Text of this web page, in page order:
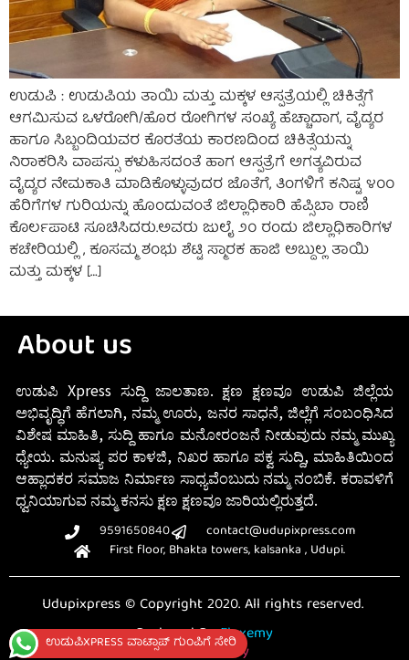
ಉಡುಪಿ : ಉಡುಪಿಯ ತಾಯಿ ಮತ್ತು ಮಕ್ಕಳ ಆಸ್ಪತ್ರೆಯಲ್ಲಿ ಚಿಕಿತ್ಸೆಗೆ
ಆಗಮಿಸುವ ಒಳರೋಗಿ/ಹೊರ ರೋಗಿಗಳ ಸಂಖ್ಯೆ ಹೆಚ್ಚಾದಾಗ, ವೈದ್ಯರ
ಹಾಗೂ ಸಿಬ್ಬಂದಿಯವರ ಕೊರತೆಯ ಕಾರಣದಿಂದ ಚಿಕಿತ್ಸೆಯನ್ನು
ನಿರಾಕರಿಸಿ ವಾಪಸ್ಸು ಕಳುಹಿಸದಂತೆ ಹಾಗ ಆಸ್ಪತ್ರೆಗೆ ಅಗತ್ಯವಿರುವ
ವೈದ್ಯರ ನೇಮಕಾತಿ ಮಾಡಿಕೊಳ್ಳುವುದರ ಜೊತೆಗೆ, ತಿಂಗಳಿಗೆ ಕನಿಷ್ಟ ೪೦೦
ಹೆರಿಗೆಗಳ ಗುರಿಯನ್ನು ಹೊಂದುವಂತೆ ಜಿಲ್ಲಾಧಿಕಾರಿ ಹೆಪ್ಸಿಬಾ ರಾಣಿ
ಕೊರ್ಲಪಾಟಿ ಸೂಚಿಸಿದರು.ಅವರು ಜುಲೈ ೨೦ ರಂದು ಜಿಲ್ಲಾಧಿಕಾರಿಗಳ
ಕಚೇರಿಯಲ್ಲಿ , ಕೂಸಮ್ಮ ಶಂಭು ಶೆಟ್ಟಿ ಸ್ಮಾರಕ ಹಾಜಿ ಅಬ್ದುಲ್ಲ ತಾಯಿ
ಮತ್ತು ಮಕ್ಕಳ […]
ಉಡುಪಿXPRESS ವಾಟ್ಸಾಪ್ ಗುಂಪಿಗೆ ಸೇರಿ
About us
ಉಡುಪಿ Xpress ಸುದ್ದಿ ಜಾಲತಾಣ. ಕ್ಷಣ ಕ್ಷಣವೂ ಉಡುಪಿ ಜಿಲ್ಲೆಯ
ಅಭಿವೃದ್ಧಿಗೆ ಹೆಗಲಾಗಿ, ನಮ್ಮ ಊರು, ಜನರ ಸಾಧನೆ, ಜಿಲ್ಲೆಗೆ ಸಂಬಂಧಿಸಿದ
ವಿಶೇಷ ಮಾಹಿತಿ, ಸುದ್ದಿ ಹಾಗೂ ಮನೋರಂಜನೆ ನೀಡುವುದು ನಮ್ಮ ಮುಖ್ಯ
ಧ್ಯೇಯ. ಮನುಷ್ಯ ಪರ ಕಾಳಜಿ, ನಿಖರ ಹಾಗೂ ಪಕ್ವ ಸುದ್ದಿ, ಮಾಹಿತಿಯಿಂದ
ಆಹ್ಲಾದಕರ ಸಮಾಜ ನಿರ್ಮಾಣ ಸಾಧ್ಯವೆಂಬುದು ನಮ್ಮ ನಂಬಿಕೆ. ಕರಾವಳಿಗೆ
ಧ್ವನಿಯಾಗುವ ನಮ್ಮ ಕನಸು ಕ್ಷಣ ಕ್ಷಣವೂ ಜಾರಿಯಲ್ಲಿರುತ್ತದೆ.
9591650840
contact@udupixpress.com
First floor, Bhakta towers, kalsanka , Udupi.
Udupixpress © Copyright 2020. All rights reserved.
Designed ByFluxemy
Privacy Policy